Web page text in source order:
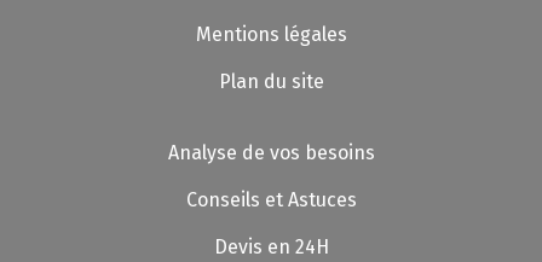
Mentions légales
Plan du site
Analyse de vos besoins
Conseils et Astuces
Devis en 24H